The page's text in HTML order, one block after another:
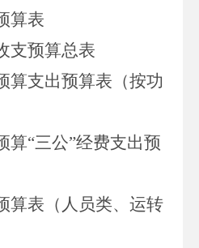
算表
支预算总表
算支出预算表（按功
算“三公”经费支出预
算表（人员类、运转